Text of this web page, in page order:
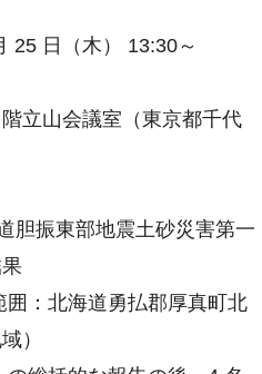
25 日（木） 13:30～
立山会議室（東京都千代
胆振東部地震土砂災害第一
道勇払郡厚真町北
）